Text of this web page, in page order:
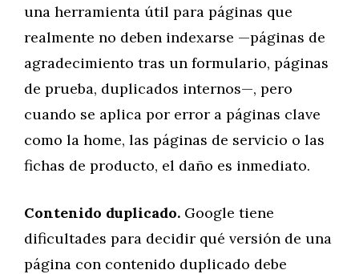
una herramienta útil para páginas que
realmente no deben indexarse —páginas de
agradecimiento tras un formulario, páginas
de prueba, duplicados internos—, pero
cuando se aplica por error a páginas clave
como la home, las páginas de servicio o las
fichas de producto, el daño es inmediato.
Contenido duplicado. Google tiene
dificultades para decidir qué versión de una
página con contenido duplicado debe